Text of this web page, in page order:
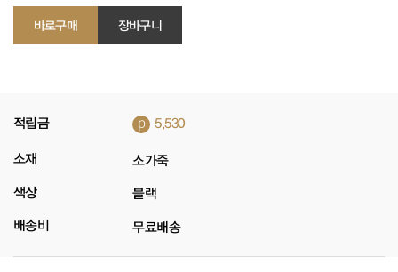
바로구매 장바구니
적립금 p 5,530
소재 소가죽
색상 블랙
배송비 무료배송